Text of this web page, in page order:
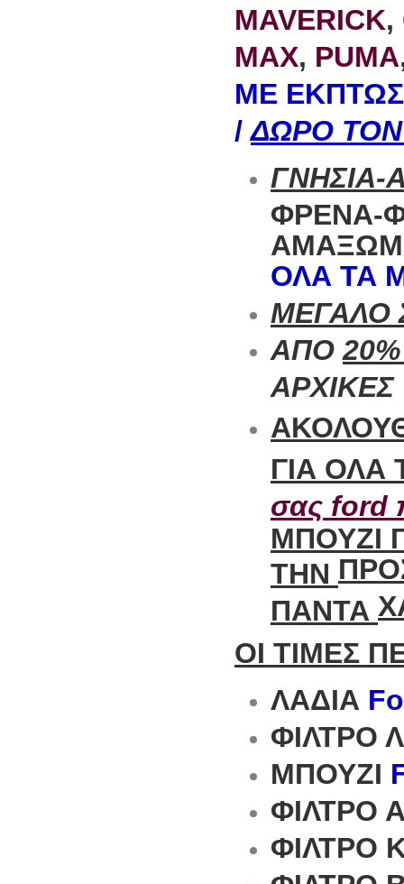
MAVERICK,
MAX, PUMA
ΜΕ
/ΔΩΡΟ ΤΟΝ
ΓΝΗΣΙΑ-
ΦΡΕΝΑ-
ΟΛΑ ΤΑ
MΕΓΑΛΟ
ΑΠΟ
ΑΡΧΙΚΕΣ
ΓΙΑ ΟΛΑ
σας ford
ΜΠΟΥΖΙ
ΤΗΝ
ΠΑΝΤΑ
ΟΙ ΤΙΜΕΣ
ΛΑΔΙΑ
ΦΙΛΤΡΟ
ΜΠΟΥΖΙ
ΦΙΛΤΡΟ
ΦΙΛΤΡΟ